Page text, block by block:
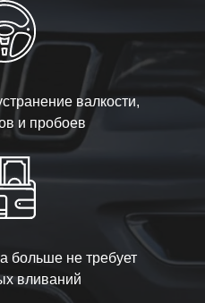
валкости,
и пробоев
больше не требует
вливаний